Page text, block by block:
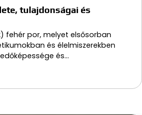
tulajdonságai és
fehér por, melyet elsősorban
és élelmiszerekben
és…